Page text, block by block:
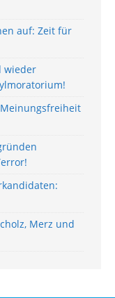
auf: Zeit für
wieder
Merz und